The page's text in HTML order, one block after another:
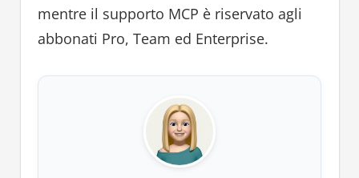
mentre il supporto MCP è riservato agli
abbonati Pro, Team ed Enterprise.